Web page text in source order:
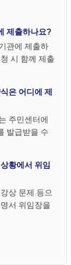
제출하나요?
관에 제출하
시 함께 제출
은 어디에 제
주민센터에
발급받을 수
황에서 위임
상 문제 등으
서 위임장을